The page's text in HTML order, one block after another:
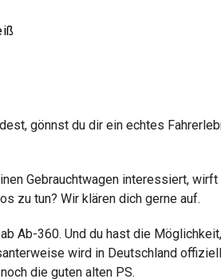
gönnst du dir ein echtes
Gebrauchtwagen interessiert,
zu tun? Wir klären dich gerne auf.
Ab-360. Und du hast die
wird in Deutschland
die guten alten PS.